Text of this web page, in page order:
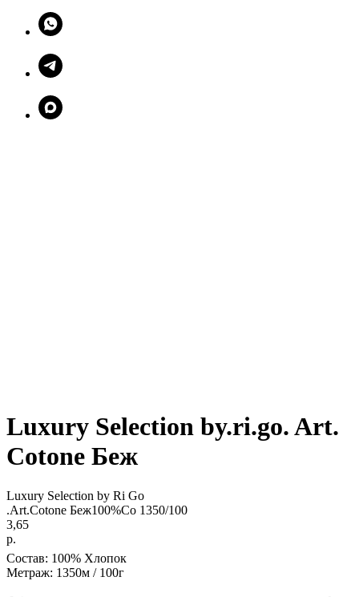
Luxury Selection by.ri.go. Art.
Cotone Беж
Luxury Selection by Ri Go
.Art.Cotone Беж100%Co 1350/100
3,65
р.
Состав: 100% Хлопок
Метраж: 1350м / 100г